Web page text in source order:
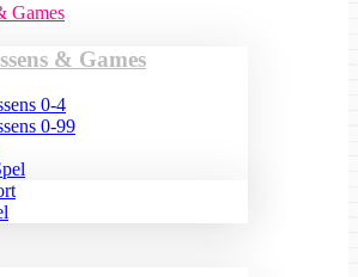
Games
& Games
0-4
0-99